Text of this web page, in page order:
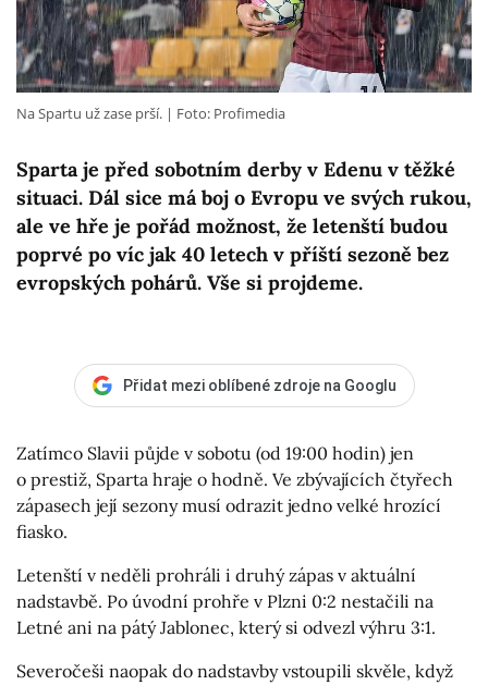
Sparta je před sobotním derby v Edenu v těžké
situaci. Dál sice má boj o Evropu ve svých rukou,
ale ve hře je pořád možnost, že letenští budou
poprvé po víc jak 40 letech v příští sezoně bez
evropských pohárů. Vše si projdeme.
Na Spartu už zase prší. Foto: Profimedia
Přidat mezi oblíbené zdroje na Googlu
Zatímco Slavii půjde v sobotu (od 19:00 hodin) jen
o prestiž, Sparta hraje o hodně. Ve zbývajících čtyřech
zápasech její sezony musí odrazit jedno velké hrozící
fiasko.
Letenští v neděli prohráli i druhý zápas v aktuální
nadstavbě. Po úvodní prohře v Plzni 0:2 nestačili na
Letné ani na pátý Jablonec, který si odvezl výhru 3:1.
Severočeši naopak do nadstavby vstoupili skvěle, když